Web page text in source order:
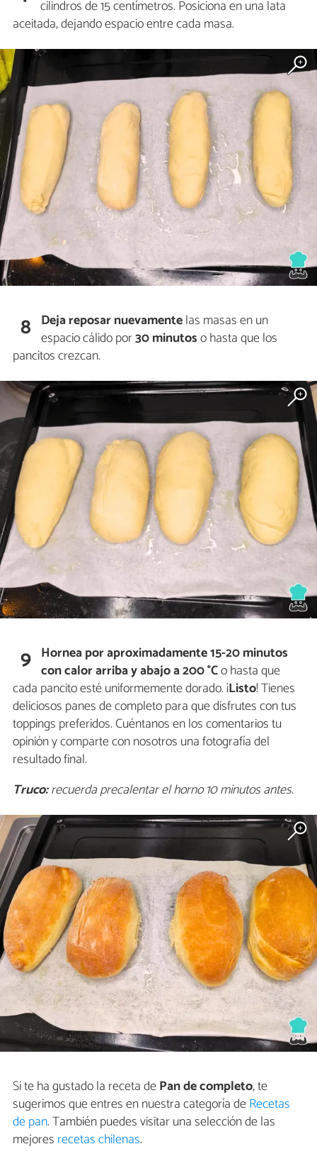
cilindros de 15 centímetros. Posiciona en una lata
aceitada, dejando espacio entre cada masa.
8 Deja reposar nuevamentelas masas en un
espacio cálido por30 minutoso hasta que los
pancitos crezcan.
9 Hornea por aproximadamente 15-20 minutos
con calor arriba y abajo a 200 °Co hasta que
cada pancito esté uniformemente dorado. ¡Listo! Tienes
deliciosos panes de completo para que disfrutes con tus
toppings preferidos. Cuéntanos en los comentarios tu
opinión y comparte con nosotros una fotografía del
resultado final.
Truco:recuerda precalentar el horno 10 minutos antes.
Si te ha gustado la receta dePan de completo, te
sugerimos que entres en nuestra categoría deRecetas
de pan. También puedes visitar una selección de las
mejores recetas chilenas.